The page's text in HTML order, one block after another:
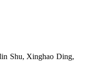
Shu, Xinghao Ding,